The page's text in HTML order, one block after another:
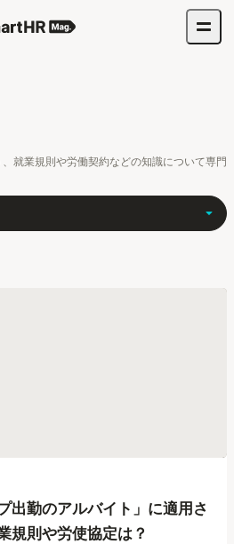
就業規則や労働契約などの知識について専門
出勤のアルバイト」に適用さ
規則や労使協定は？